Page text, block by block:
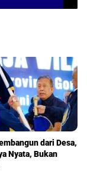
dari Desa,
Nyata, Bukan